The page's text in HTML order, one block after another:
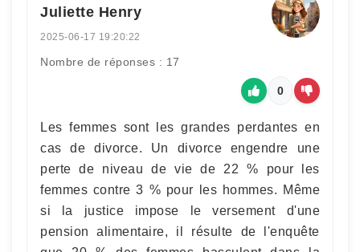
Juliette Henry
2025-06-17 19:20:22
Nombre de réponses : 17
0
Les femmes sont les grandes perdantes en
cas de divorce. Un divorce engendre une
perte de niveau de vie de 22 % pour les
femmes contre 3 % pour les hommes. Même
si la justice impose le versement d'une
pension alimentaire, il résulte de l'enquête